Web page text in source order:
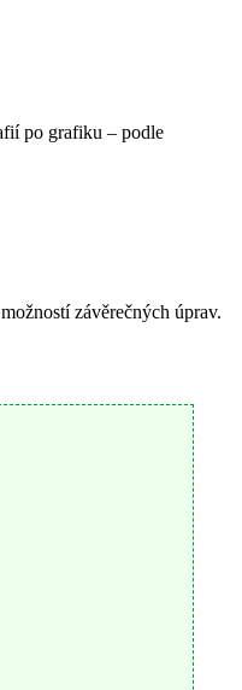
po grafiku – podle
závěrečných úprav.